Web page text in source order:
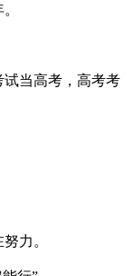
试当高考，高考考
力。